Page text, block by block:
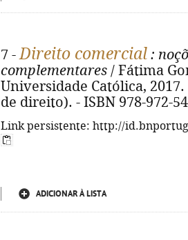
7 -Direito comercial :
complementares / Fátima
Universidade Católica,
de direito). - ISBN 978-972-
Link persistente: http://
ADICIONAR À LISTA